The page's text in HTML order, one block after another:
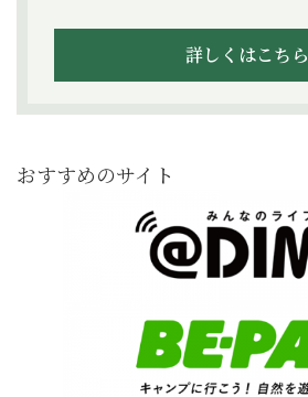
詳しくはこちら
おすすめのサイト